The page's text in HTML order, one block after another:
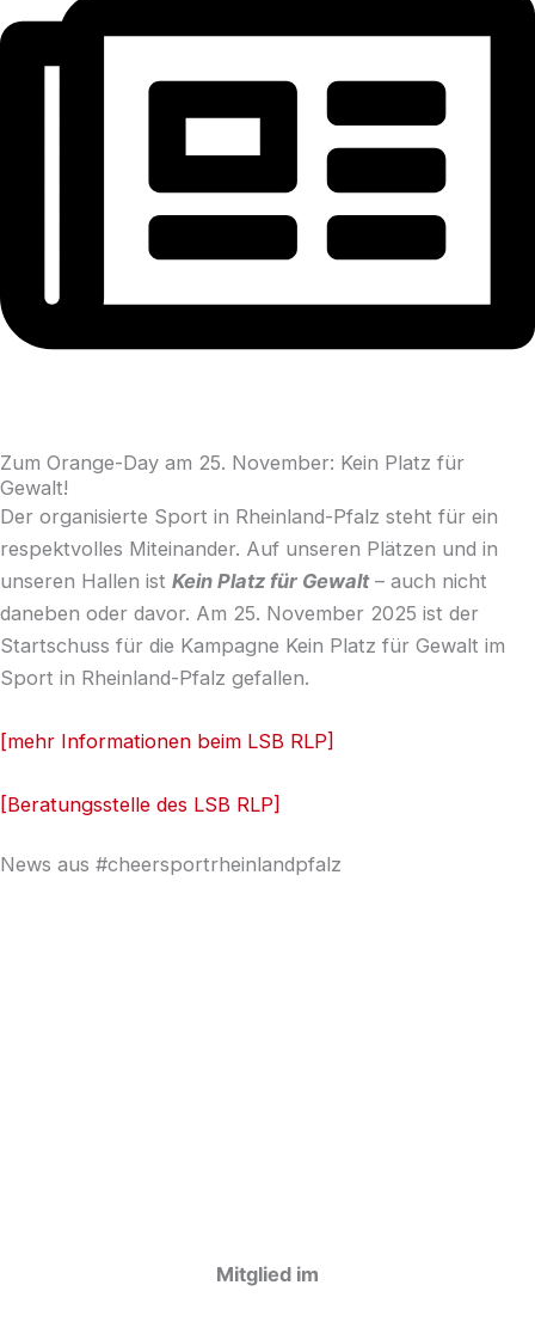
Zum Orange-Day am 25. November: Kein Platz für
Gewalt!
Der organisierte Sport in Rheinland-Pfalz steht für ein
respektvolles Miteinander. Auf unseren Plätzen und in
unseren Hallen ist Kein Platz für Gewalt– auch nicht
daneben oder davor. Am 25. November 2025 ist der
Startschuss für die Kampagne Kein Platz für Gewalt im
Sport in Rheinland-Pfalz gefallen.
[mehr Informationen beim LSB RLP]
[Beratungsstelle des LSB RLP]
News aus #cheersportrheinlandpfalz
Mitglied im